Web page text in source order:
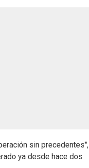
sin precedentes",
ya desde hace dos